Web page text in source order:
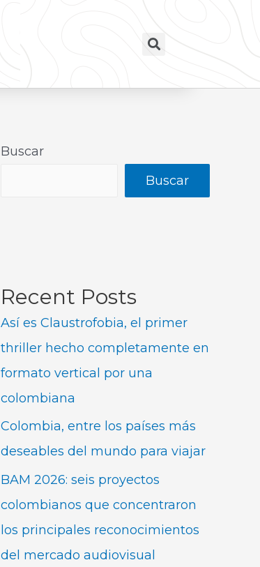
Buscar
Buscar
Recent Posts
Así es Claustrofobia, el primer
thriller hecho completamente en
formato vertical por una
colombiana
Colombia, entre los países más
deseables del mundo para viajar
BAM 2026: seis proyectos
colombianos que concentraron
los principales reconocimientos
del mercado audiovisual